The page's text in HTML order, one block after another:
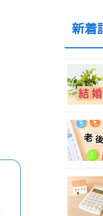
新着